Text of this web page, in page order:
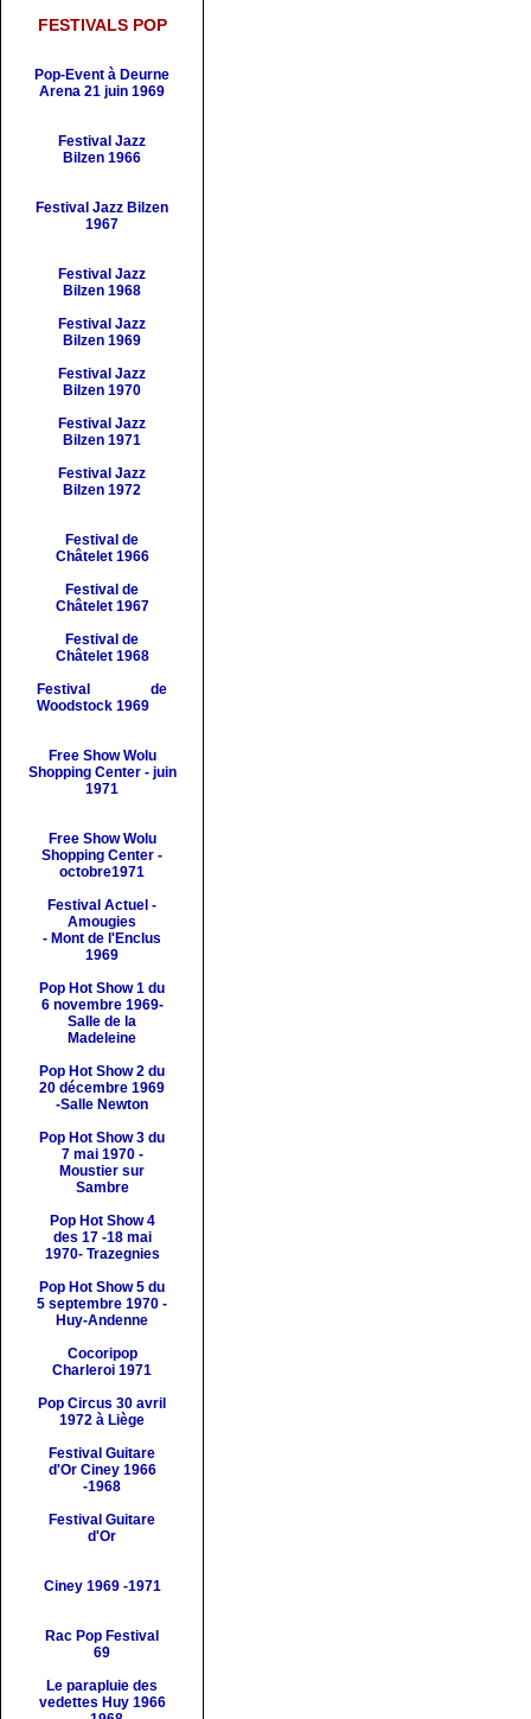
FESTIVALS POP
Pop-Event à Deurne
Arena 21 juin 1969
Festival Jazz
Bilzen 1966
Festival Jazz Bilzen
1967
Festival Jazz
Bilzen 1968
Festival Jazz
Bilzen 1969
Festival Jazz
Bilzen 1970
Festival Jazz
Bilzen 1971
Festival Jazz
Bilzen 1972
Festival de
Châtelet 1966
Festival de
Châtelet 1967
Festival de
Châtelet 1968
Festival de
Woodstock 1969
Free Show Wolu
Shopping Center - juin
1971
Free Show Wolu
Shopping Center -
octobre1971
Festival Actuel -
Amougies
- Mont de l'Enclus
1969
Pop Hot Show 1 du
6 novembre 1969-
Salle de la
Madeleine
Pop Hot Show 2 du
20 décembre 1969
-Salle Newton
Pop Hot Show 3 du
7 mai 1970 -
Moustier sur
Sambre
Pop Hot Show 4
des 17 -18 mai
1970- Trazegnies
Pop Hot Show 5 du
5 septembre 1970 -
Huy-Andenne
Cocoripop
Charleroi 1971
Pop Circus 30 avril
1972 à Liège
Festival Guitare
d'OrCiney 1966
-1968
Festival Guitare
d'Or
Ciney 1969 -1971
Rac Pop Festival
69
Le parapluie des
vedettes Huy 1966